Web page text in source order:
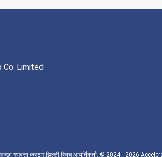
सबसे अच्छी कीमत
Co. Limited
गुणवत्ता कस्टम झिल्ली स्विच आपूर्तिकर्ता. © 2024 - 2026